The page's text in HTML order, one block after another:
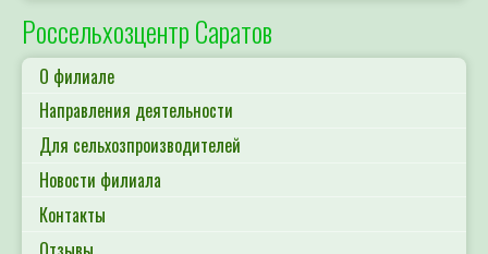
Россельхозцентр Саратов
О филиале
Направления деятельности
Для сельхозпроизводителей
Новости филиала
Контакты
Отзывы